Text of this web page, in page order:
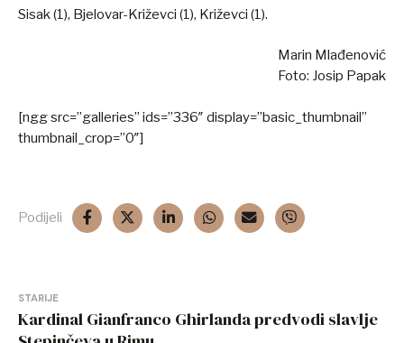
Sisak (1), Bjelovar-Križevci (1), Križevci (1).
Marin Mlađenović
Foto: Josip Papak
[ngg src=”galleries” ids=”336″ display=”basic_thumbnail”
thumbnail_crop=”0″]
Podijeli
Navigacija
STARIJE
Kardinal Gianfranco Ghirlanda predvodi slavlje